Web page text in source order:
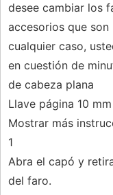
desee cambiar los
accesorios que
cualquier caso,
en cuestión de
de cabeza plana
Llave página 10
Mostrar más
1
Abra el capó y
del faro.